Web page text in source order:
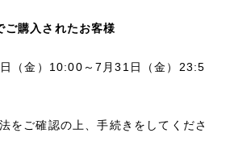
ご購入されたお客様
（金）10:00～7月31日（金）23:5
をご確認の上、手続きをしてくださ